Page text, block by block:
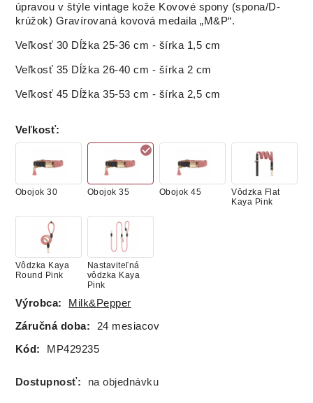
úpravou v štýle vintage kože Kovové spony (spona/D-
krúžok) Gravírovaná kovová medaila „M&P“.
Veľkosť 30 Dĺžka 25-36 cm - šírka 1,5 cm
Veľkosť 35 Dĺžka 26-40 cm - šírka 2 cm
Veľkosť 45 Dĺžka 35-53 cm - šírka 2,5 cm
Veľkosť:
Obojok 30 Obojok 35 Obojok 45
Vôdzka Flat
Kaya Pink
Vôdzka Kaya
Round Pink
Nastaviteľná
vôdzka Kaya
Pink
Výrobca: Milk&Pepper
Záručná doba: 24 mesiacov
Kód: MP429235
Dostupnosť: na objednávku